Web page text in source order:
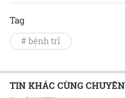
Tag
# bệnh trĩ
TIN KHÁC CÙNG